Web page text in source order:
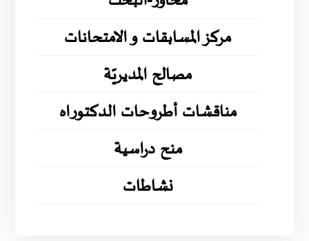
مركز المسابقات و الامتحانات
مصالح المديريّة
مناقشات أطروحات الدكتوراه
منح دراسية
نشاطات